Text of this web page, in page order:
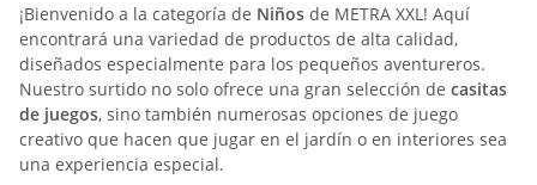
¡Bienvenido a la categoría de Niños de METRA XXL! Aquí
encontrará una variedad de productos de alta calidad,
diseñados especialmente para los pequeños aventureros.
Nuestro surtido no solo ofrece una gran selección de casitas
de juegos, sino también numerosas opciones de juego
creativo que hacen que jugar en el jardín o en interiores sea
una experiencia especial.